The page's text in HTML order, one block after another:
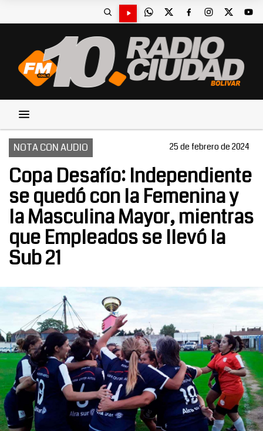
NOTA CON AUDIO 25 de febrero de 2024
Copa Desafío: Independiente
se quedó con la Femenina y
la Masculina Mayor, mientras
que Empleados se llevó la
Sub 21